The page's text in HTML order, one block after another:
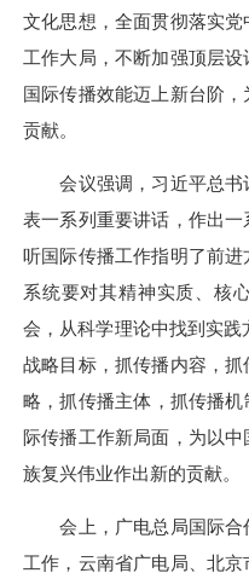
文化思想，全面贯彻落实
工作大局，不断加强顶层
国际传播效能迈上新台阶
贡献。
会议强调，习近平总
表一系列重要讲话，作出
听国际传播工作指明了前
系统要对其精神实质、核
会，从科学理论中找到实
战略目标，抓传播内容，
略，抓传播主体，抓传播
际传播工作新局面，为以
族复兴伟业作出新的贡献。
会上，广电总局国际
工作，云南省广电局、北